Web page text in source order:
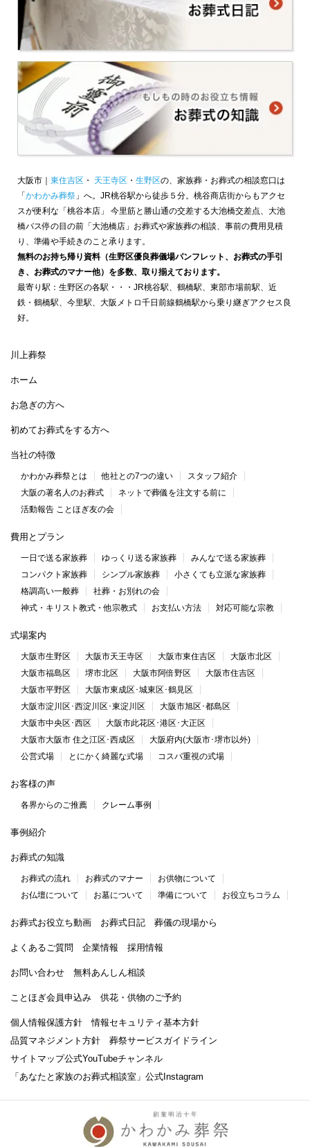
大阪市｜ 東住吉区 ・ 天王寺区 ・ 生野区の、家族葬・お葬式の相談窓口は
「 かわかみ葬祭 」へ。JR桃谷駅から徒歩５分。桃谷商店街からもアクセ
スが便利な「桃谷本店」 今里筋と勝山通の交差する大池橋交差点、大池
橋バス停の目の前「大池橋店」お葬式や家族葬の相談、事前の費用見積
り、準備や手続きのこと承ります。
無料のお持ち帰り資料（生野区優良葬儀場パンフレット、お葬式の手引
き、お葬式のマナー他）を多数、取り揃えております。
最寄り駅：生野区の各駅・・・JR桃谷駅、鶴橋駅、東部市場前駅、近
鉄・鶴橋駅、今里駅、大阪メトロ千日前線鶴橋駅から乗り継ぎアクセス良
好。
川上葬祭
ホーム
お急ぎの方へ
初めてお葬式をする方へ
当社の特徴
かわかみ葬祭とは 他社との7つの違い
スタッフ紹介
大阪の著名人のお葬式
ネットで葬儀を注文する前に
活動報告 ことほぎ友の会
費用とプラン
一日で送る家族葬 ゆっくり送る家族葬
みんなで送る家族葬
コンパクト家族葬
シンプル家族葬
小さくても立派な家族葬
格調高い一般葬
社葬・お別れの会
神式・キリスト教式・他宗教式
お支払い方法 対応可能な宗教
式場案内
大阪市生野区 大阪市天王寺区 大阪市東住吉区
大阪市北区
大阪市福島区
堺市北区 大阪市阿倍野区
大阪市住吉区
大阪市平野区
大阪市東成区･城東区･鶴見区
大阪市淀川区･西淀川区･東淀川区
大阪市旭区･都島区
大阪市中央区･西区
大阪市此花区･港区･大正区
大阪市大阪市 住之江区･西成区
大阪府内(大阪市･堺市以外)
公営式場
とにかく綺麗な式場 コスパ重視の式場
お客様の声
各界からのご推薦 クレーム事例
事例紹介
お葬式の知識
お葬式の流れ お葬式のマナー
お供物について
お仏壇について
お墓について 準備について お役立ちコラム
お葬式お役立ち動画 お葬式日記 葬儀の現場から
よくあるご質問 企業情報 採用情報
お問い合わせ 無料あんしん相談
ことほぎ会員申込み 供花・供物のご予約
個人情報保護方針
情報セキュリティ基本方針
品質マネジメント方針
葬祭サービスガイドライン
サイトマップ公式YouTubeチャンネル
「あなたと家族のお葬式相談室」 公式Instagram